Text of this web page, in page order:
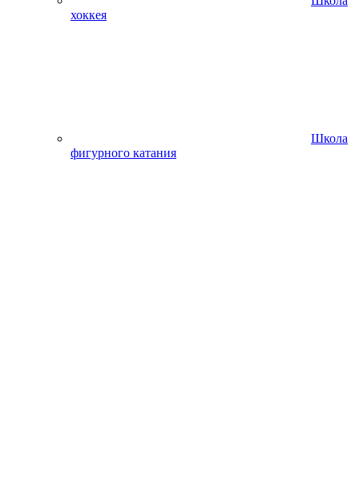
хоккея
Школа
фигурного катания